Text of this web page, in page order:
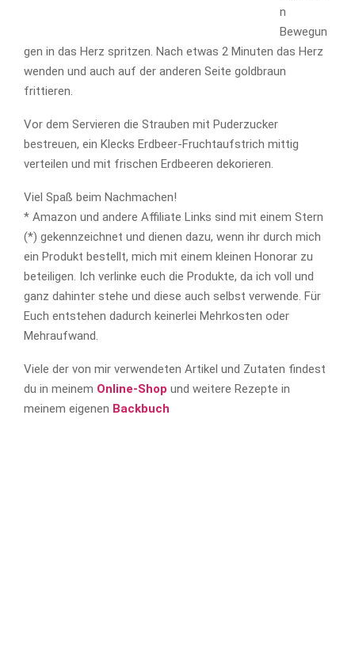
n
Bewegun
gen in das Herz spritzen. Nach etwas 2 Minuten das Herz
wenden und auch auf der anderen Seite goldbraun
frittieren.
Vor dem Servieren die Strauben mit Puderzucker
bestreuen, ein Klecks Erdbeer-Fruchtaufstrich mittig
verteilen und mit frischen Erdbeeren dekorieren.
Viel Spaß beim Nachmachen!
* Amazon und andere Affiliate Links sind mit einem Stern
(*) gekennzeichnet und dienen dazu, wenn ihr durch mich
ein Produkt bestellt, mich mit einem kleinen Honorar zu
beteiligen. Ich verlinke euch die Produkte, da ich voll und
ganz dahinter stehe und diese auch selbst verwende. Für
Euch entstehen dadurch keinerlei Mehrkosten oder
Mehraufwand.
Viele der von mir verwendeten Artikel und Zutaten findest
du in meinem Online-Shop und weitere Rezepte in
meinem eigenen Backbuch